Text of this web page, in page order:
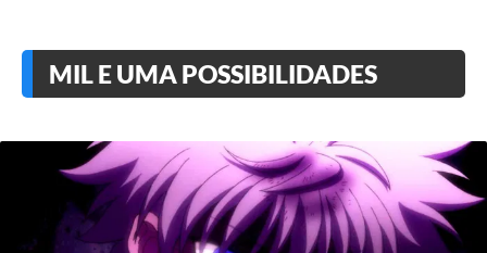
MIL E UMA POSSIBILIDADES